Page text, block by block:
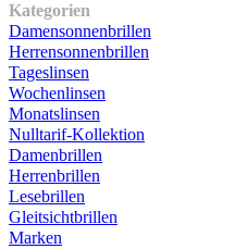
Kategorien
Damensonnenbrillen
Herrensonnenbrillen
Tageslinsen
Wochenlinsen
Monatslinsen
Nulltarif-Kollektion
Damenbrillen
Herrenbrillen
Lesebrillen
Gleitsichtbrillen
Marken